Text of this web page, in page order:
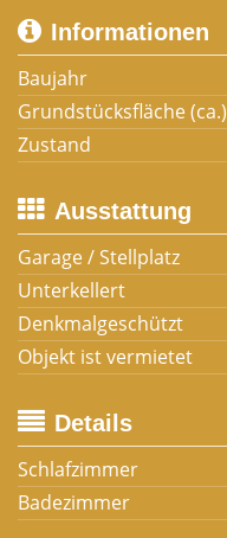
Informationen
Baujahr
Grundstücksfläche (ca.)
Zustand
Ausstattung
Garage / Stellplatz
Unterkellert
Denkmalgeschützt
Objekt ist vermietet
Details
Schlafzimmer
Badezimmer